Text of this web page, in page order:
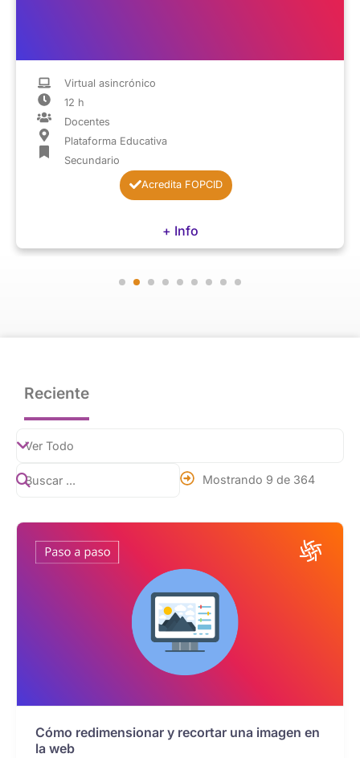
Virtual asincrónico
12 h
Docentes
Plataforma Educativa
Secundario
Acredita FOPCID
+ Info
Reciente
Mostrando 9 de 364
Cómo redimensionar y recortar una imagen en
la web